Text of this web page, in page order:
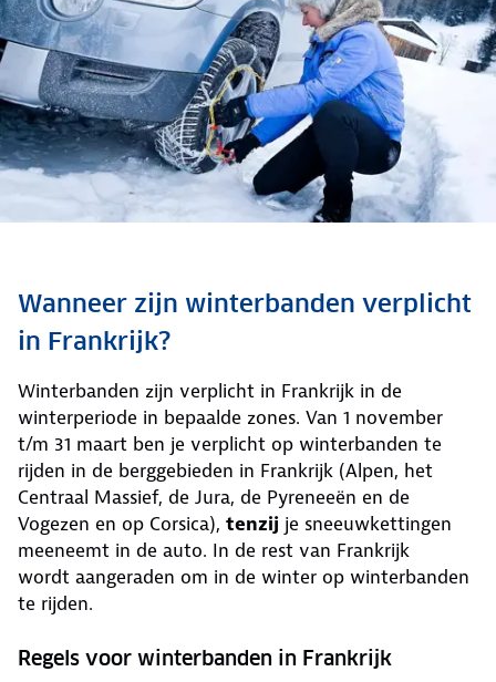
Wanneer zijn winterbanden verplicht
in Frankrijk?
Winterbanden zijn verplicht in Frankrijk in de
winterperiode in bepaalde zones. Van 1 november
t/m 31 maart ben je verplicht op winterbanden te
rijden in de berggebieden in Frankrijk (Alpen, het
Centraal Massief, de Jura, de Pyreneeën en de
Vogezen en op Corsica), tenzij je sneeuwkettingen
meeneemt in de auto. In de rest van Frankrijk
wordt aangeraden om in de winter op winterbanden
te rijden.
Regels voor winterbanden in Frankrijk